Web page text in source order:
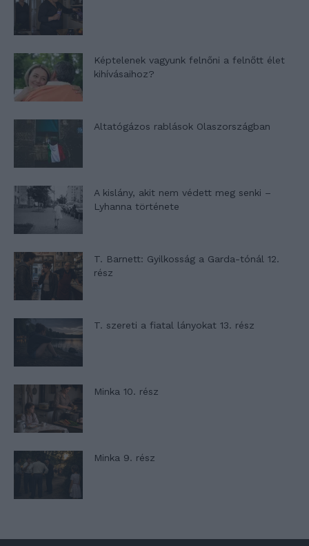
Képtelenek vagyunk felnőni a felnőtt élet
kihívásaihoz?
Altatógázos rablások Olaszországban
A kislány, akit nem védett meg senki –
Lyhanna története
T. Barnett: Gyilkosság a Garda-tónál 12.
rész
T. szereti a fiatal lányokat 13. rész
Minka 10. rész
Minka 9. rész